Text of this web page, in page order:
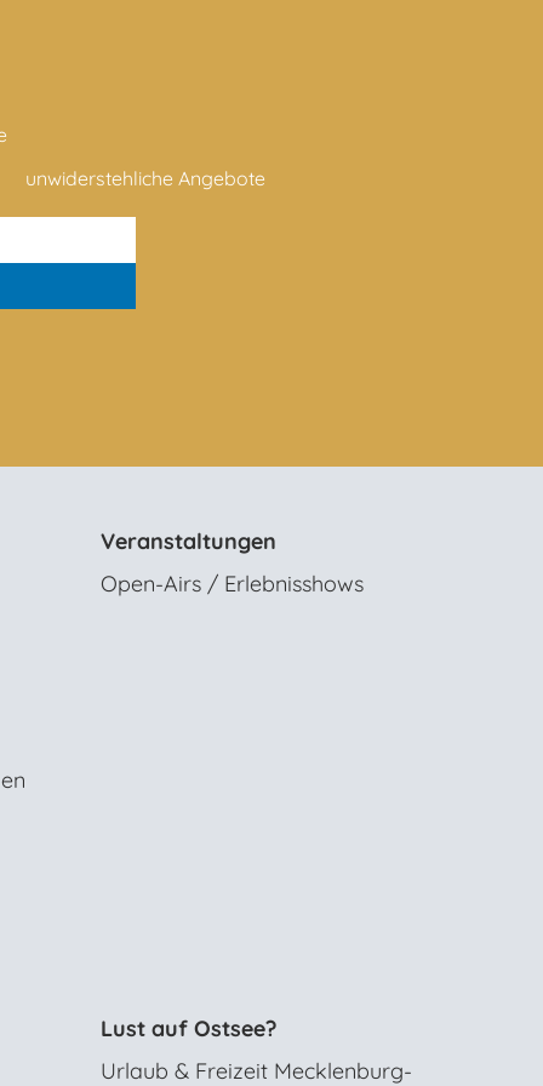
unwiderstehliche Angebote
Veranstaltungen
Open-Airs / Erlebnisshows
Lust auf Ostsee?
Urlaub & Freizeit Mecklenburg-